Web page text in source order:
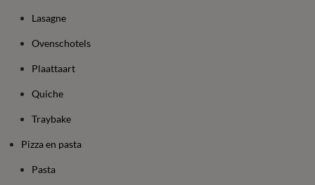
Lasagne
Ovenschotels
Plaattaart
Quiche
Traybake
Pizza en pasta
Pasta